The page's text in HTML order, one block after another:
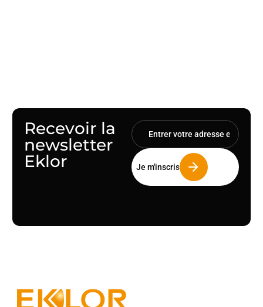
Recevoir la
newsletter
Eklor